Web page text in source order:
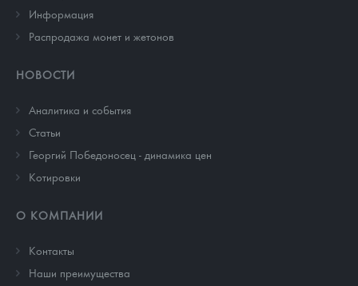
Информация
Распродажа монет и жетонов
НОВОСТИ
Аналитика и события
Cтатьи
Георгий Победоносец - динамика цен
Котировки
О КОМПАНИИ
Контакты
Наши преимущества